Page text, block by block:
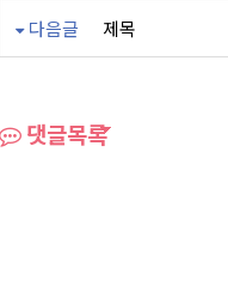
다음글 제목
댓글목록